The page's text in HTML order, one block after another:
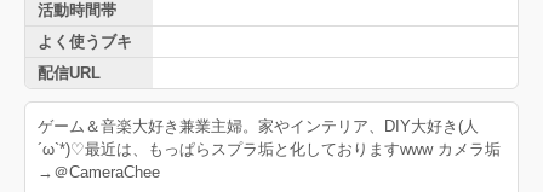
活動時間帯
よく使うブキ
配信URL
ゲーム＆音楽大好き兼業主婦。家やインテリア、DIY大好き(人
´ω`*)♡最近は、もっぱらスプラ垢と化しておりますwww カメラ垢
→＠CameraChee